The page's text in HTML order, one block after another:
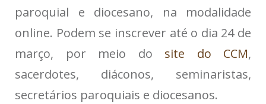
paroquial e diocesano, na modalidade
online. Podem se inscrever até o dia 24 de
março, por meio do site do CCM,
sacerdotes, diáconos, seminaristas,
secretários paroquiais e diocesanos.